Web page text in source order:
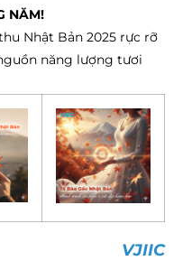
NĂM!
Nhật Bản 2025 rực rỡ
năng lượng tươi
VJIIC